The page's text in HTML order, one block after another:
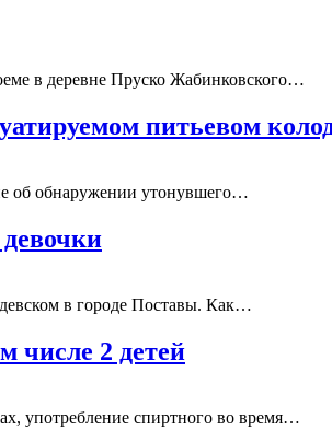
в деревне Пруско Жабинковского…
питьевом
об обнаружении утонувшего…
в городе Поставы. Как…
числе 2 детей
употребление спиртного во время…